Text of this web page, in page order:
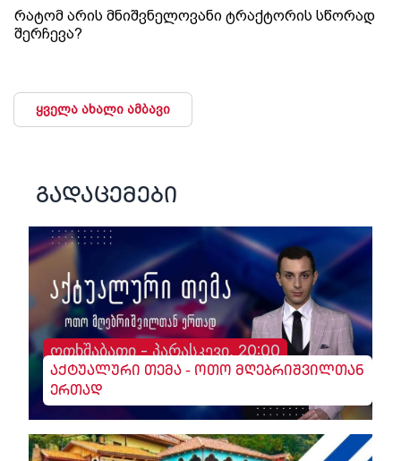
რატომ არის მნიშვნელოვანი ტრაქტორის სწორად
შერჩევა?
ყველა ახალი ამბავი
გადაცემები
ოთხშაბათი - პარასკევი, 20:00
აქტუალური თემა - ოთო მღებრიშვილთან
ერთად